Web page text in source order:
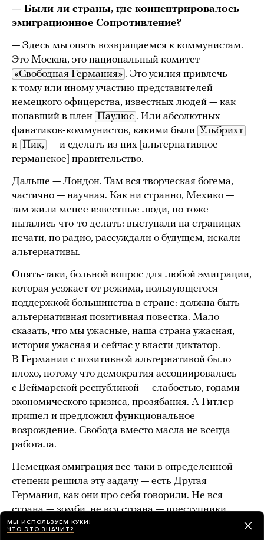
— Были ли страны, где концентрировалось
эмиграционное Сопротивление?
— Здесь мы опять возвращаемся к коммунистам.
Это Москва, это национальный комитет
«Свободная Германия» . Это усилия привлечь
к тому или иному участию представителей
немецкого офицерства, известных людей — как
попавший в плен Паулюс . Или абсолютных
фанатиков-коммунистов, какими были Ульбрихт
и Пик, — и сделать из них [альтернативное
германское] правительство.
Дальше — Лондон. Там вся творческая богема,
частично — научная. Как ни странно, Мехико —
там жили менее известные люди, но тоже
пытались что-то делать: выступали на страницах
печати, по радио, рассуждали о будущем, искали
альтернативы.
Опять-таки, больной вопрос для любой эмиграции,
которая уезжает от режима, пользующегося
поддержкой большинства в стране: должна быть
альтернативная позитивная повестка. Мало
сказать, что мы ужасные, наша страна ужасная,
история ужасная и сейчас у власти диктатор.
В Германии с позитивной альтернативой было
плохо, потому что демократия ассоциировалась
с Веймарской республикой — слабостью, годами
экономического кризиса, прозябания. А Гитлер
пришел и предложил функциональное
возрождение. Свобода вместо масла не всегда
работала.
Немецкая эмиграция все-таки в определенной
степени решила эту задачу — есть Другая
Германия, как они про себя говорили. Не вся
страна — зомби, не вся страна — преступники.
Есть люди, которые против, — и это сработало.
МЫ ИСПОЛЬЗУЕМ КУКИ!
ЧТО ЭТО ЗНАЧИТ?